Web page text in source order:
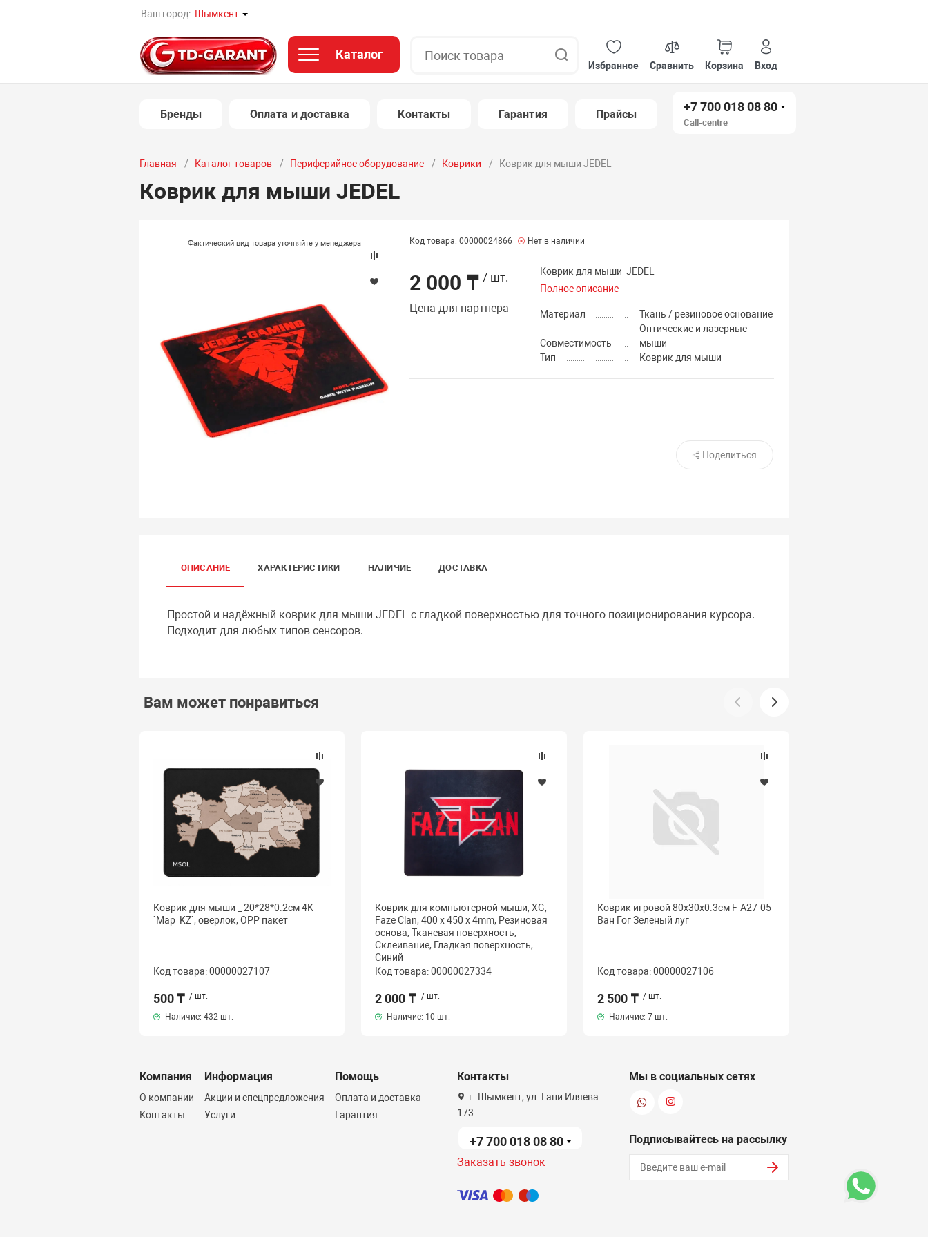
Ваш город: Шымкент
Каталог
Избранное
Сравнить Корзина Вход
Бренды Оплата и доставка Контакты Гарантия Прайсы
+7 700 018 08 80
Call-centre
Главная Каталог товаров Периферийное оборудование Коврики Коврик для мыши JEDEL
Коврик для мыши JEDEL
Фактический вид товара уточняйте у менеджера Код товара: 00000024866 Нет в наличии
2 000 ₸ / шт.
Цена для партнера
Коврик для мыши JEDEL
Полное описание
Материал Ткань / резиновое основание
Совместимость
Оптические и лазерные
мыши
Тип
Коврик для мыши
Поделиться
ОПИСАНИЕ ХАРАКТЕРИСТИКИ НАЛИЧИЕ ДОСТАВКА
Простой и надёжный коврик для мыши JEDEL с гладкой поверхностью для точного позиционирования курсора.
Подходит для любых типов сенсоров.
Вам может понравиться
Коврик для мыши _ 20*28*0.2см 4K
`Map_KZ`, оверлок, OPP пакет
Код товара: 00000027107
500 ₸ / шт.
Наличие: 432 шт.
Коврик для компьютерной мыши, XG,
Faze Clan, 400 x 450 x 4mm, Резиновая
основа, Тканевая поверхность,
Склеивание, Гладкая поверхность,
Синий
Код товара: 00000027334
2 000 ₸ / шт.
Наличие: 10 шт.
Коврик игровой 80x30x0.3см F-A27-05
Ван Гог Зеленый луг
Код товара: 00000027106
2 500 ₸ / шт.
Наличие: 7 шт.
Компания
О компании
Контакты
Информация
Акции и спецпредложения
Услуги
Помощь
Оплата и доставка
Гарантия
Контакты
г. Шымкент, ул. Гани Иляева
173
+7 700 018 08 80
Заказать звонок
Мы в социальных сетях
Подписывайтесь на рассылку